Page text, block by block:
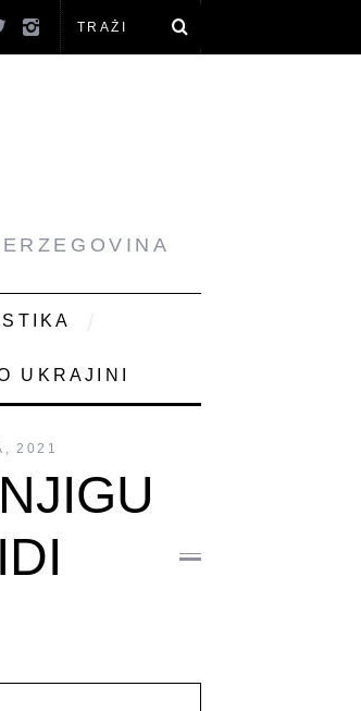
UKRAJINI
2021